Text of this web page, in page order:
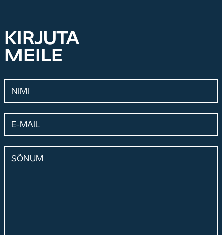
KIRJUTA
MEILE
Nimi
E-mail
Sõnum